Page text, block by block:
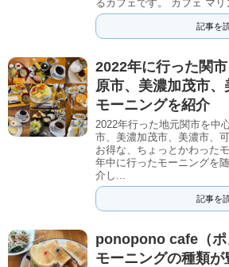
るカフェです。 カフェ マリ
記事を
2022年に行った関
原市、美濃加茂市
モーニングを紹介
2022年行った地元関市を中
市、美濃加茂市、美濃市、
お得な、ちょっとかわった
年中に行ったモーニングを
介し...
記事を
ponopono cafe（ポ
モーニングの種類